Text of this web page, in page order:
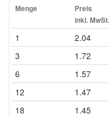
Menge
Preis
inkl. MwSt.
1 2.04
3 1.72
6 1.57
12 1.47
18 1.45